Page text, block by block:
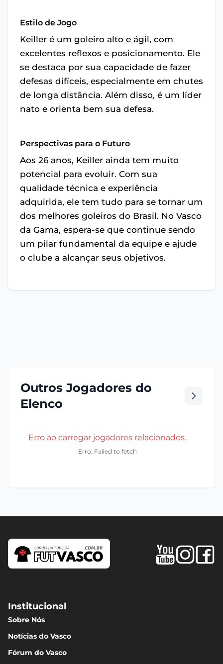
Estilo de Jogo
Keiller é um goleiro alto e ágil, com
excelentes reflexos e posicionamento. Ele
se destaca por sua capacidade de fazer
defesas difíceis, especialmente em chutes
de longa distância. Além disso, é um líder
nato e orienta bem sua defesa.
Perspectivas para o Futuro
Aos 26 anos, Keiller ainda tem muito
potencial para evoluir. Com sua
qualidade técnica e experiência
adquirida, ele tem tudo para se tornar um
dos melhores goleiros do Brasil. No Vasco
da Gama, espera-se que continue sendo
um pilar fundamental da equipe e ajude
o clube a alcançar seus objetivos.
Outros Jogadores do
Elenco
Erro ao carregar jogadores relacionados.
Erro: Failed to fetch
Institucional
Sobre Nós
Notícias do Vasco
Fórum do Vasco